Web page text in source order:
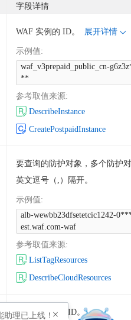
字段详情
WAF 实例的 ID。 展开详情
示例值:
waf_v3prepaid_public_cn-
**
参考取值来源:
DescribeInstance
CreatePostpaidInstance
要查询的防护对象，多个防护
英文逗号（,）隔开。
示例值:
alb-wewbb23dfsetetcic1242-
est.waf.com-waf
参考取值来源:
ListTagResources
DescribeCloudResources
阿里云资源组 ID。
助理已上线！